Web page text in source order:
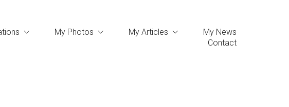
My Photos My Articles
My News
Contact